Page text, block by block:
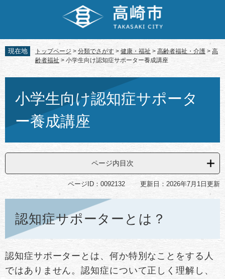
先
頭
す。
を
飛
し
現在地 トップページ > 分類でさがす > 健康・福祉 > 高齢者福祉・介護 > 高
齢者福祉 > 小学生向け認知症サポーター養成講座
小学生向け認知症サポータ
ー養成講座
ページ内目次
ページID：0092132 更新日：2026年7月1日更新
認知症サポーターとは？
認知症サポーターとは、何か特別なことをする人
ではありません。認知症について正しく理解し、